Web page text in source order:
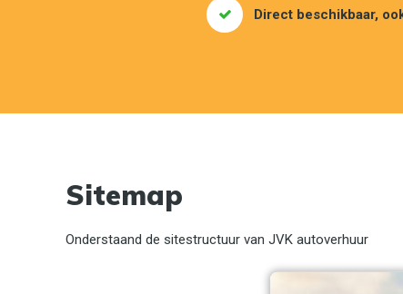
Direct beschikbaar,
Sitemap
Onderstaand de sitestructuur van JVK autoverhuur